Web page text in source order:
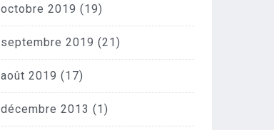
octobre 2019 (19)
septembre 2019 (21)
août 2019 (17)
décembre 2013 (1)